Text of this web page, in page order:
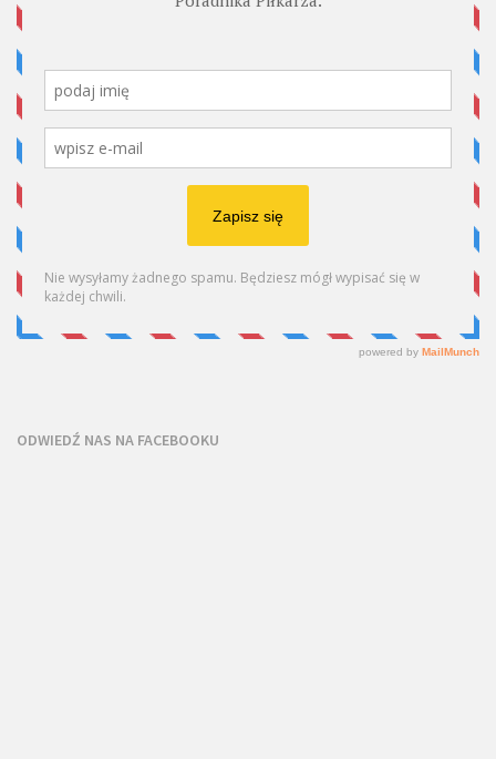
ODWIEDŹ NAS NA FACEBOOKU